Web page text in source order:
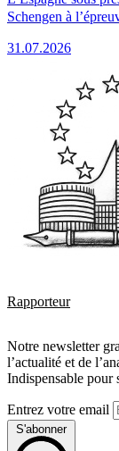
Schengen à
31.07.2026
Rapporteur
Notre newsletter
l’actualité et de
Indispensable pour
Entrez votre email
S'abonner